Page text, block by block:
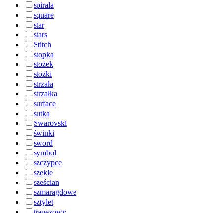
spirala
square
star
stars
Stitch
stopka
stożek
stożki
strzała
strzałka
surface
sutka
Swarovski
świnki
sword
symbol
szczypce
szekle
sześcian
szmaragdowe
sztylet